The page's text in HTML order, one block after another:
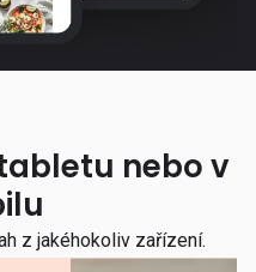
nebo v
z jakéhokoliv zařízení.